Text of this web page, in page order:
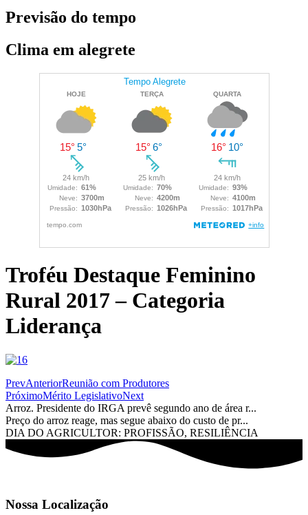
Previsão do tempo
Clima em alegrete
Troféu Destaque Feminino
Rural 2017 – Categoria
Liderança
PrevAnteriorReunião com Produtores
PróximoMérito LegislativoNext
Arroz. Presidente do IRGA prevê segundo ano de área r...
Preço do arroz reage, mas segue abaixo do custo de pr...
DIA DO AGRICULTOR: PROFISSÃO, RESILIÊNCIA
Nossa Localização